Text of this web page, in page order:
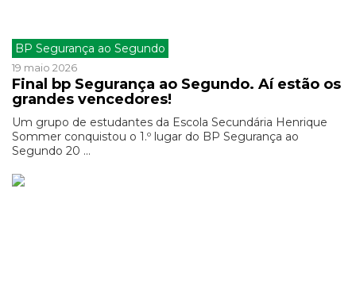
BP Segurança ao Segundo
19 maio 2026
Final bp Segurança ao Segundo. Aí estão os
grandes vencedores!
Um grupo de estudantes da Escola Secundária Henrique
Sommer conquistou o 1.º lugar do BP Segurança ao
Segundo 20 ...